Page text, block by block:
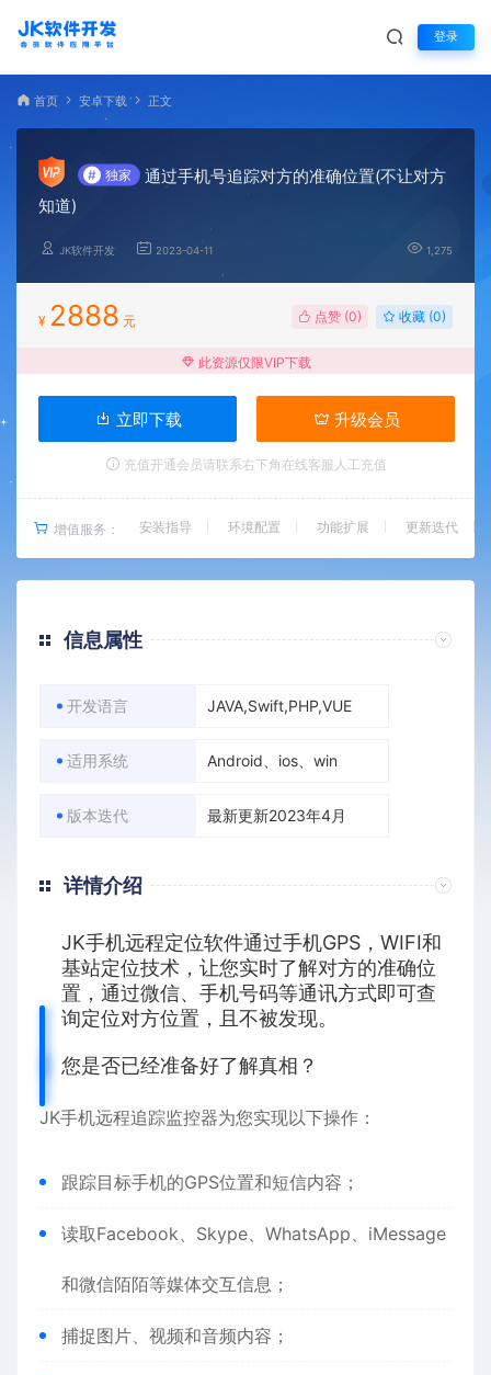
登录
首页 安卓下载 正文
# 独家
通过手机号追踪对方的准确位置(不让对方
知道)
JK软件开发 2023-04-11 1,275
¥ 2888 元 点赞 (0) 收藏 (0)
此资源仅限VIP下载
立即下载 升级会员
充值开通会员请联系右下角在线客服人工充值
增值服务： 安装指导 环境配置 功能扩展 更新迭代
信息属性
开发语言 JAVA,Swift,PHP,VUE
适用系统 Android、ios、win
版本迭代 最新更新2023年4月
详情介绍
JK手机远程定位软件通过手机GPS，WIFI和
基站定位技术，让您实时了解对方的准确位
置，通过微信、手机号码等通讯方式即可查
询定位对方位置，且不被发现。
您是否已经准备好了解真相？
JK手机远程追踪监控器为您实现以下操作：
跟踪目标手机的GPS位置和短信内容；
读取Facebook、Skype、WhatsApp、iMessage
和微信陌陌等媒体交互信息；
捕捉图片、视频和音频内容；